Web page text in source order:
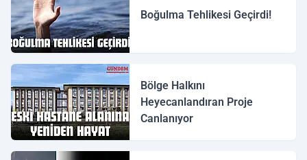
Boğulma Tehlikesi Geçirdi!
Bölge Halkını
Heyecanlandıran Proje
Canlanıyor